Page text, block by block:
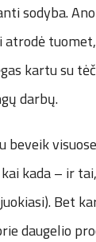
sodyba.
kartu su
darbų.
beveik
kada – ir
Bet
daugelio